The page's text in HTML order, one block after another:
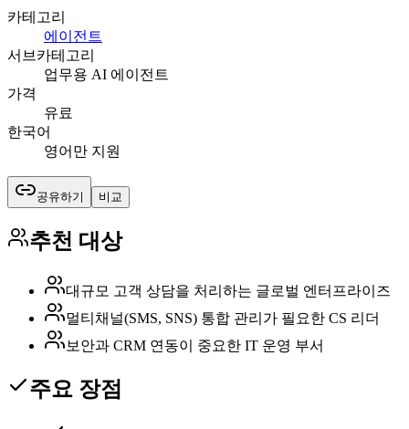
카테고리
에이전트
서브카테고리
업무용 AI 에이전트
가격
유료
한국어
영어만 지원
공유하기 비교
추천 대상
대규모 고객 상담을 처리하는 글로벌 엔터프라이즈
멀티채널(SMS, SNS) 통합 관리가 필요한 CS 리더
보안과 CRM 연동이 중요한 IT 운영 부서
주요 장점